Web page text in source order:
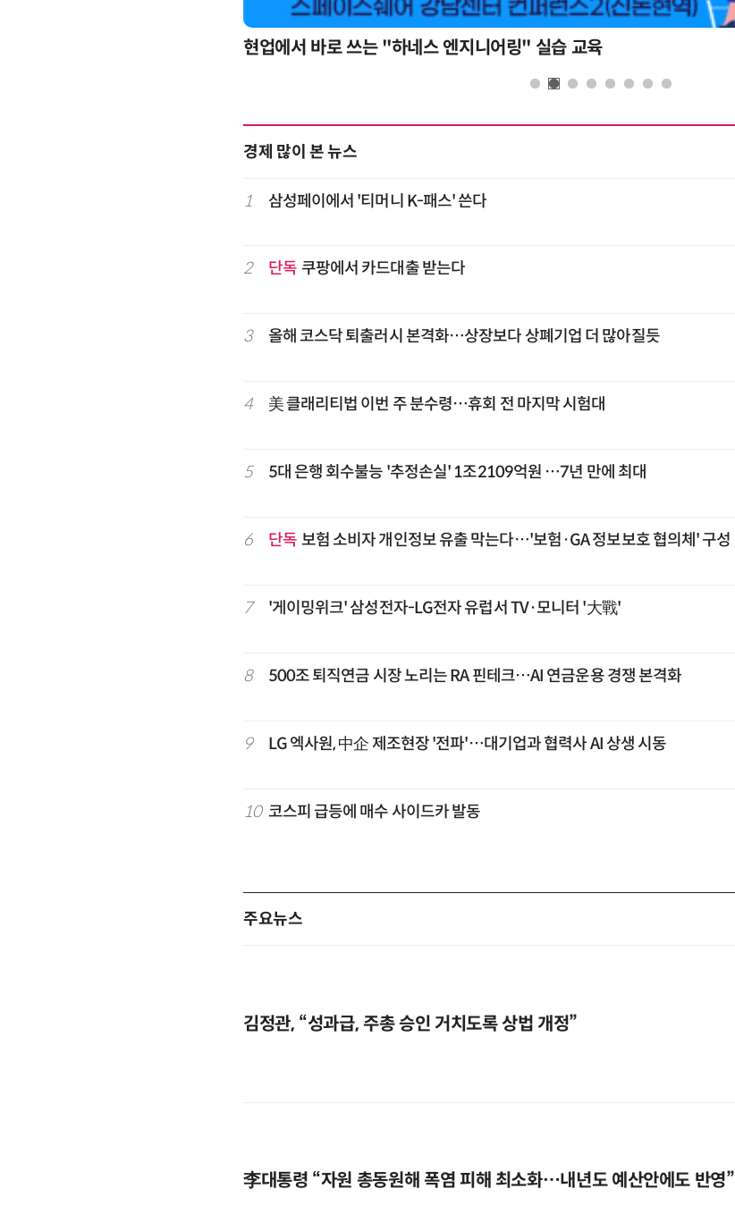
현업에서 바로 쓰는 "하네스 엔지니어링" 실습 교육
경제 많이 본 뉴스
1 삼성페이에서 '티머니 K-패스' 쓴다
2 단독 쿠팡에서 카드대출 받는다
3 올해 코스닥 퇴출러시 본격화…상장보다 상폐기업 더 많아질듯
4 美 클래리티법 이번 주 분수령…휴회 전 마지막 시험대
5 5대 은행 회수불능 '추정손실' 1조2109억원 …7년 만에 최대
6 단독 보험 소비자 개인정보 유출 막는다…'보험·GA 정보보호 협의체' 구성
7 '게이밍위크' 삼성전자-LG전자 유럽서 TV·모니터 '大戰'
8 500조 퇴직연금 시장 노리는 RA 핀테크…AI 연금운용 경쟁 본격화
9 LG 엑사원, 中企 제조현장 '전파'…대기업과 협력사 AI 상생 시동
10 코스피 급등에 매수 사이드카 발동
주요뉴스
김정관, “성과급, 주총 승인 거치도록 상법 개정”
李대통령 “자원 총동원해 폭염 피해 최소화…내년도 예산안에도 반영”